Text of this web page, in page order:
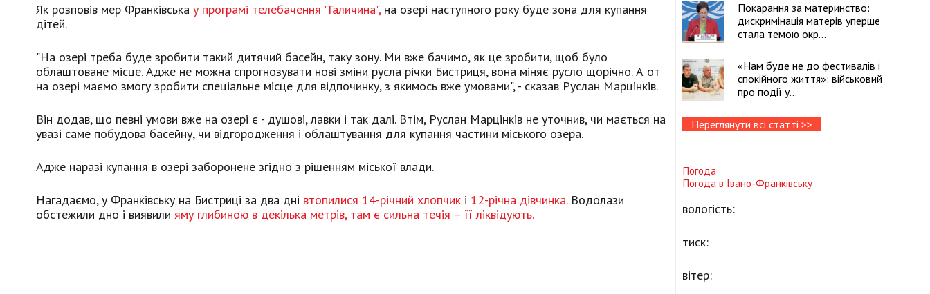
Як розповів мер Франківська у програмі телебачення "Галичина",на озері наступного року буде зона для купання
дітей.
"На озері треба буде зробити такий дитячий басейн, таку зону. Ми вже бачимо, як це зробити, щоб було
облаштоване місце. Адже не можна спрогнозувати нові зміни русла річки Бистриця, вона міняє русло щорічно. А от
на озері маємо змогу зробити спеціальне місце для відпочинку, з якимось вже умовами", - сказав Руслан Марцінків.
Він додав, що певні умови вже на озері є - душові, лавки і так далі. Втім, Руслан Марцінків не уточнив, чи мається на
увазі саме побудова басейну, чи відгородження і облаштування для купання частини міського озера.
Адже наразі купання в озері заборонене згідно з рішенням міської влади.
Нагадаємо, у Франківську на Бистриці за два дні втопилися 14-річний хлопчик і 12-річна дівчинка.Водолази
обстежили дно і виявили яму глибиною в декілька метрів, там є сильна течія – її ліквідують.
Покарання за материнство:
дискримінація матерів уперше
стала темою окр...
«Нам буде не до фестивалів і
спокійного життя»: військовий
про події у...
Переглянути всі статті >>
Погода
Погода в Івано-Франківську
вологість:
тиск:
вітер: